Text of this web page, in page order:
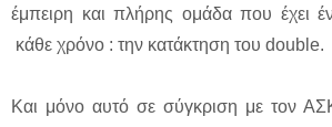
έμπειρη και πλήρης ομάδα που έχει
κάθε χρόνο : την κατάκτηση του double.
Και μόνο αυτό σε σύγκριση με τον